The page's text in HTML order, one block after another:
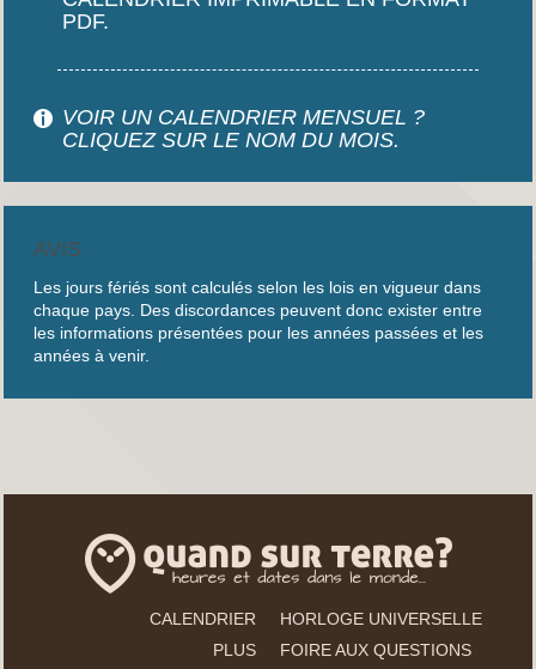
PDF.
VOIR UN CALENDRIER MENSUEL ?
CLIQUEZ SUR LE NOM DU MOIS.
AVIS
Les jours fériés sont calculés selon les lois en vigueur dans
chaque pays. Des discordances peuvent donc exister entre
les informations présentées pour les années passées et les
années à venir.
CALENDRIER
HORLOGE UNIVERSELLE
PLUS
FOIRE AUX QUESTIONS